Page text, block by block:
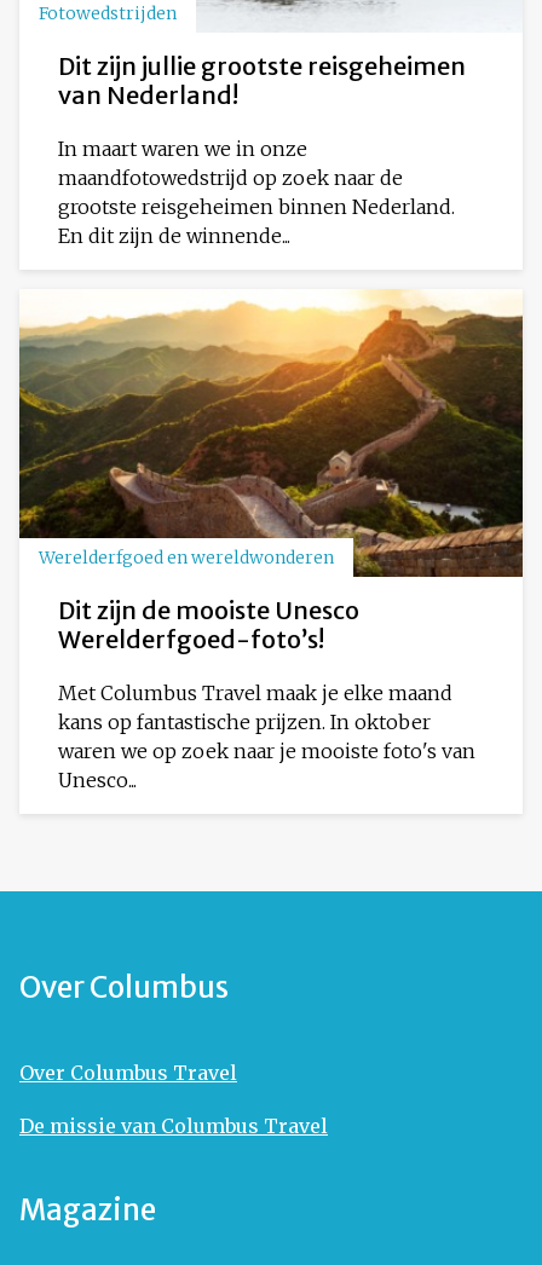
Fotowedstrijden
Dit zijn jullie grootste reisgeheimen
van Nederland!
In maart waren we in onze
maandfotowedstrijd op zoek naar de
grootste reisgeheimen binnen Nederland.
En dit zijn de winnende...
Werelderfgoed en wereldwonderen
Dit zijn de mooiste Unesco
Werelderfgoed-foto’s!
Met Columbus Travel maak je elke maand
kans op fantastische prijzen. In oktober
waren we op zoek naar je mooiste foto's van
Unesco...
Over Columbus
Over Columbus Travel
De missie van Columbus Travel
Magazine